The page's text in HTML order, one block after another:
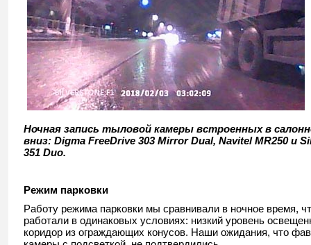
Ночная запись тыловой камеры встроенных в
вниз: Digma FreeDrive 303 Mirror Dual, Navitel MR250 и
351 Duo.
Режим парковки
Работу режима парковки мы сравнивали в ночное время,
работали в одинаковых условиях: низкий уровень
коридор из ограждающих конусов. Наши ожидания, что